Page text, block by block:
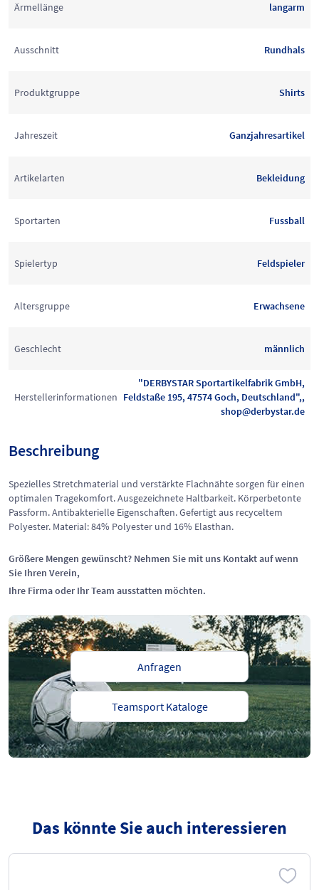
Ärmellänge langarm
Ausschnitt Rundhals
Produktgruppe Shirts
Jahreszeit Ganzjahresartikel
Artikelarten Bekleidung
Sportarten Fussball
Spielertyp Feldspieler
Altersgruppe Erwachsene
Geschlecht männlich
Herstellerinformationen
"DERBYSTAR Sportartikelfabrik GmbH,
Feldstaße 195, 47574 Goch, Deutschland",,
shop@derbystar.de
Beschreibung
Spezielles Stretchmaterial und verstärkte Flachnähte sorgen für einen
optimalen Tragekomfort. Ausgezeichnete Haltbarkeit. Körperbetonte
Passform. Antibakterielle Eigenschaften. Gefertigt aus recyceltem
Polyester. Material: 84% Polyester und 16% Elasthan.
Größere Mengen gewünscht? Nehmen Sie mit uns Kontakt auf wenn
Sie Ihren Verein,
Ihre Firma oder Ihr Team ausstatten möchten.
Anfragen
Teamsport Kataloge
Das könnte Sie auch interessieren